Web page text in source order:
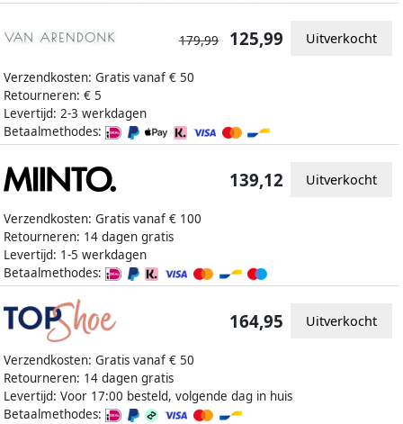
Verzendkosten: Gratis vanaf € 50
Retourneren: € 5
Levertijd: 2-3 werkdagen
Betaalmethodes:
179,99 125,99 Uitverkocht
Verzendkosten: Gratis vanaf € 100
Retourneren: 14 dagen gratis
Levertijd: 1-5 werkdagen
Betaalmethodes:
139,12 Uitverkocht
Verzendkosten: Gratis vanaf € 50
Retourneren: 14 dagen gratis
Levertijd: Voor 17:00 besteld, volgende dag in huis
Betaalmethodes:
164,95 Uitverkocht